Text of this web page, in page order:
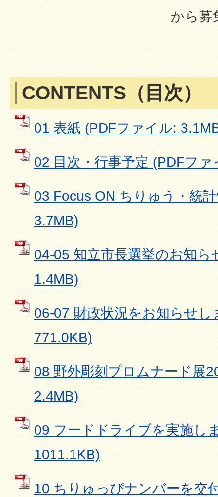
から募
CONTENTS（目次）
01 表紙 (PDFファイル:
02 目次・行事予定 (PDFフ
03 Focus ON ちりゅう・統
3.7MB)
04-05 知立市長選挙のお知ら
1.4MB)
06-07 財政状況をお知らせ
771.0KB)
08 野外彫刻プロムナード展
2.4MB)
09 フードドライブを実施し
1011.1KB)
10 ちりゅっぴナンバーを交